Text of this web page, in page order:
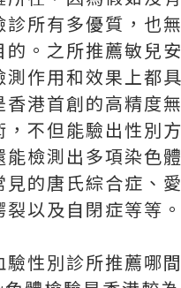
診所有多優質，也
的。之所推薦敏兒
測作用和效果上都
香港首創的高精度
，不但能驗出性別
能檢測出多項染色
見的唐氏綜合症、
以及自閉症等等。
驗性別診所推薦哪